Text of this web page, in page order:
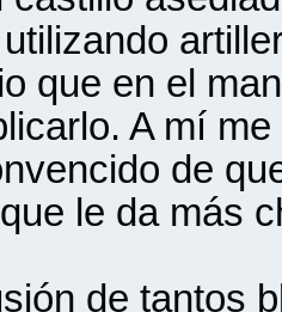
que en el
A mí
de
le da más
de tantos